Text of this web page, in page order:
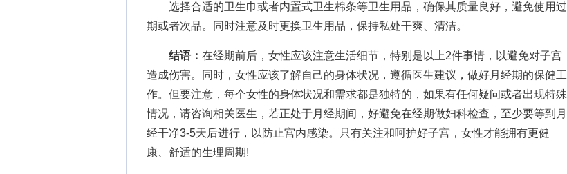
选择合适的卫生巾或者内置式卫生棉条等卫生用品，确保其质量良好，避免使用过
期或者次品。同时注意及时更换卫生用品，保持私处干爽、清洁。
结语： 在经期前后，女性应该注意生活细节，特别是以上2件事情，以避免对子宫
造成伤害。同时，女性应该了解自己的身体状况，遵循医生建议，做好月经期的保健工
作。但要注意，每个女性的身体状况和需求都是独特的，如果有任何疑问或者出现特殊
情况，请咨询相关医生，若正处于月经期间，好避免在经期做妇科检查，至少要等到月
经干净3-5天后进行，以防止宫内感染。只有关注和呵护好子宫，女性才能拥有更健
康、舒适的生理周期!